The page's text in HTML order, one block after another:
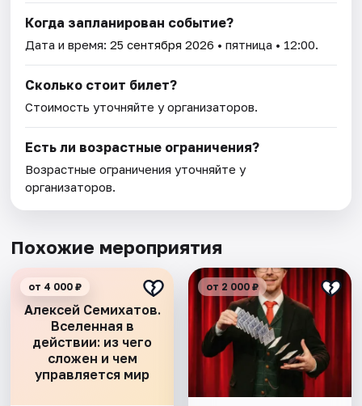
Когда запланирован событие?
Дата и время:25 сентября 2026 • пятница • 12:00.
Сколько стоит билет?
Стоимость уточняйте у организаторов.
Есть ли возрастные ограничения?
Возрастные ограничения уточняйте у
организаторов.
Похожие мероприятия
Алексей Семихатов.
Вселенная в
действии: из чего
сложен и чем
управляется мир
от 4 000 ₽ от 2 000 ₽